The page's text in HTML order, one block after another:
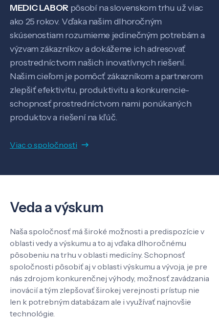
Pôsobenie
Know-how
O nás
Kontakt
MEDIC LABOR pôsobí na slovenskom trhu už viac
ako 25 rokov. Vďaka našim dlhoročným
skúsenostiam rozumieme jedinečným potrebám a
výzvam zákazníkov a dokážeme ich adresovať
prostredníctvom našich inovatívnych riešení.
Našim cieľom je pomôcť zákazníkom a partnerom
zlepšiť efektivitu, produktivitu a konkurencie-
schopnosť prostredníctvom nami ponúkaných
produktov a riešení na kľúč.
Viac o spoločnosti
Veda a výskum
Naša spoločnosť má široké možnosti a predispozície v
oblasti vedy a výskumu a to aj vďaka dlhoročnému
pôsobeniu na trhu v oblasti medicíny. Schopnosť
spoločnosti pôsobiť aj v oblasti výskumu a vývoja, je pre
nás zdrojom konkurenčnej výhody, možnosť zavádzania
inovácií a tým zlepšovať širokej verejnosti prístup nie
len k potrebným databázam ale i využívať najnovšie
technológie.